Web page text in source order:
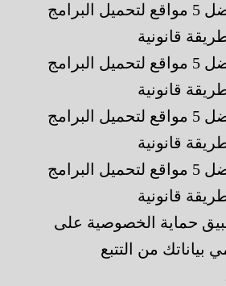
أفضل 5 مواقع لتحميل البرامج
قانونية
أفضل 5 مواقع لتحميل البرامج
قانونية
أفضل 5 مواقع لتحميل البرامج
قانونية
أفضل 5 مواقع لتحميل البرامج
قانونية
حماية الخصوصية على
بياناتك من التتبع